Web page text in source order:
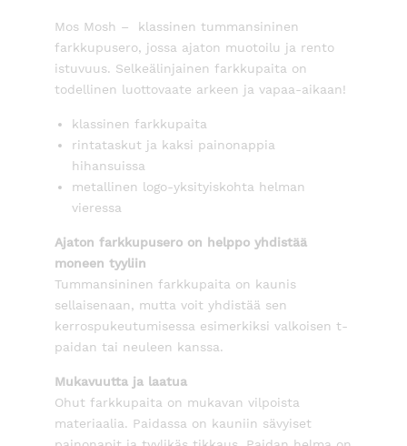
Mos Mosh – klassinen tummansininen
farkkupusero, jossa ajaton muotoilu ja rento
istuvuus. Selkeälinjainen farkkupaita on
todellinen luottovaate arkeen ja vapaa-aikaan!
klassinen farkkupaita
rintataskut ja kaksi painonappia
hihansuissa
metallinen logo-yksityiskohta helman
vieressa
Ajaton farkkupusero on helppo yhdistää
moneen tyyliin
Tummansininen farkkupaita on kaunis
sellaisenaan, mutta voit yhdistää sen
kerrospukeutumisessa esimerkiksi valkoisen t-
paidan tai neuleen kanssa.
Mukavuutta ja laatua
Ohut farkkupaita on mukavan vilpoista
materiaalia. Paidassa on kauniin sävyiset